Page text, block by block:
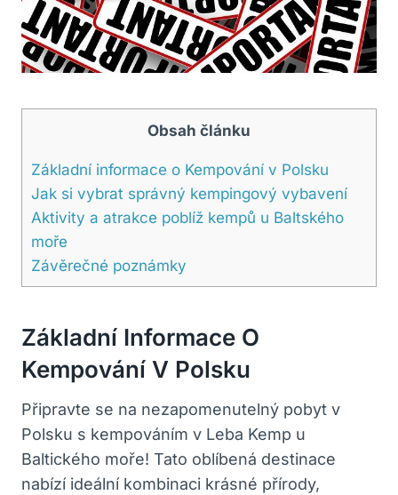
Obsah článku
Základní informace o Kempování v Polsku
Jak si vybrat správný kempingový vybavení
Aktivity a atrakce poblíž kempů u Baltského
moře
Závěrečné poznámky
Základní Informace O
Kempování V Polsku
Připravte se na nezapomenutelný pobyt v
Polsku s kempováním v Leba Kemp u
Baltického moře! Tato oblíbená destinace
nabízí ideální kombinaci krásné přírody,